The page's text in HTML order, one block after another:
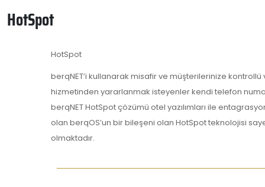
HotSpot
HotSpot
berqNET’i kullanarak misafir ve müşterilerinize
hizmetinden yararlanmak isteyenler kendi telefon
berqNET HotSpot çözümü otel yazılımları ile
olan berqOS’un bir bileşeni olan HotSpot teknolojisi
olmaktadır.